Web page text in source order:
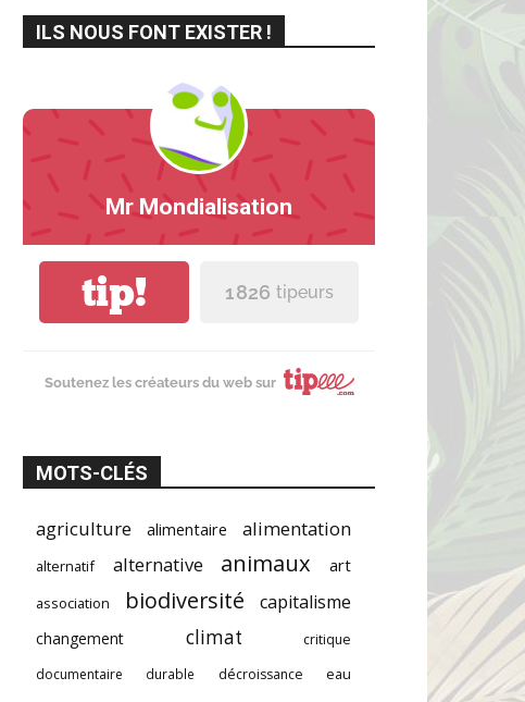
ILS NOUS FONT EXISTER !
Mr Mondialisation
tip! 1 826 tipeurs
Soutenez les créateurs du web sur
MOTS-CLÉS
agriculture alimentaire alimentation
alternatif alternative animaux art
association biodiversité capitalisme
changement climat
critique
documentaire
durable décroissance eau